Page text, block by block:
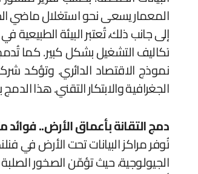
المعمار يسعى نحو استغلال ماضي
إلى جانب ذلك، تُعتبر البيئة
تكاليف التشغيل بشكل كبير. كما
الجغرافية والابتكار التقني. هذا
دمج التقانة بأعماق الأرض.. فوائد
تُوفر مراكز البيانات تحت الأرض في
الجيولوجية، حيث تؤمّن الصخور